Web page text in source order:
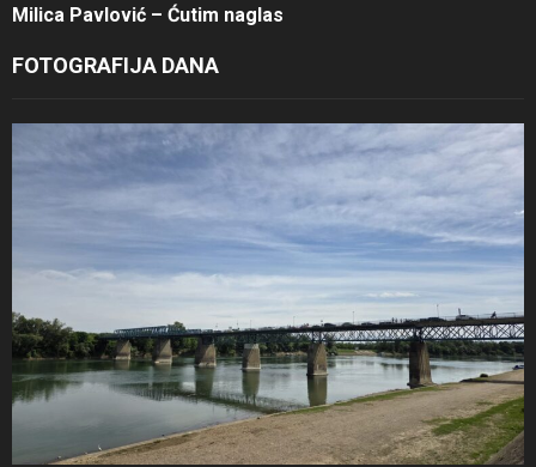
Milica Pavlović – Ćutim naglas
FOTOGRAFIJA DANA